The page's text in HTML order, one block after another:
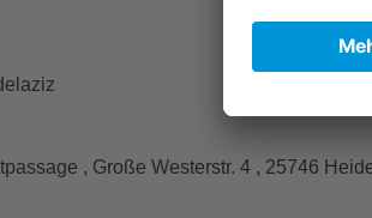
, Große Westerstr. 4 , 25746